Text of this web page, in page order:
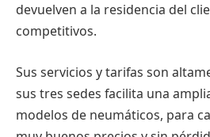
devuelven a la residencia del
competitivos.
Sus servicios y tarifas son
sus tres sedes facilita una
modelos de neumáticos, para